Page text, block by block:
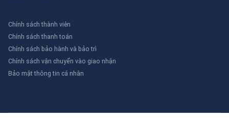
Chính sách thành viên
Chính sách thanh toán
Chính sách bảo hành và bảo trì
Chính sách vận chuyển vào giao nhận
Bảo mật thông tin cá nhân